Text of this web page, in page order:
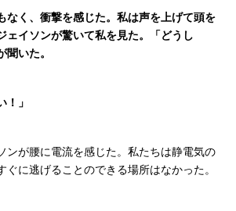
なく、衝撃を感じた。私は声を上げて頭を
ェイソンが驚いて私を見た。「どうし
いた。
！」
ンが腰に電流を感じた。私たちは静電気の
ぐに逃げることのできる場所はなかった。